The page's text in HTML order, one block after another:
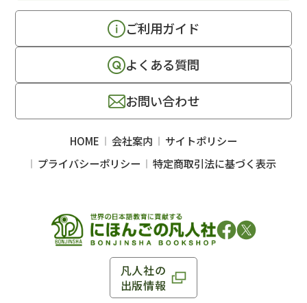
凡人社の
出版情報
ご利用ガイド
よくある質問
お問い合わせ
HOME 会社案内
サイトポリシー
プライバシーポリシー
特定商取引法に基づく表示